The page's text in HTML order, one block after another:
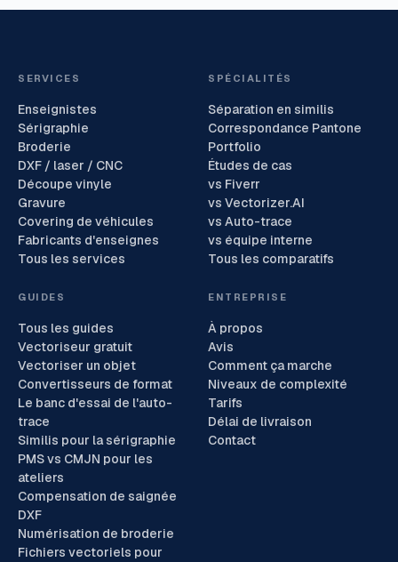
SERVICES
Enseignistes
Sérigraphie
Broderie
DXF / laser / CNC
Découpe vinyle
Gravure
Covering de véhicules
Fabricants d'enseignes
Tous les services
SPÉCIALITÉS
Séparation en similis
Correspondance Pantone
Portfolio
Études de cas
vs Fiverr
vs Vectorizer.AI
vs Auto-trace
vs équipe interne
Tous les comparatifs
GUIDES
Tous les guides
Vectoriseur gratuit
Vectoriser un objet
Convertisseurs de format
Le banc d'essai de l'auto-
trace
Similis pour la sérigraphie
PMS vs CMJN pour les
ateliers
Compensation de saignée
DXF
Numérisation de broderie
Fichiers vectoriels pour
ENTREPRISE
À propos
Avis
Comment ça marche
Niveaux de complexité
Tarifs
Délai de livraison
Contact